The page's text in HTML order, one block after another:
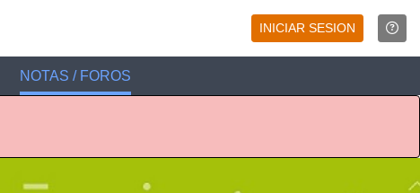
INICIAR SESION
NOTAS / FOROS